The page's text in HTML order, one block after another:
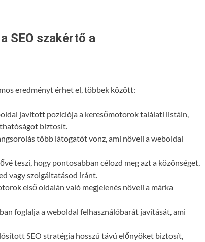
SEO szakértő a
eredményt érhet el, többek között:
javított pozíciója a keresőmotorok találati listáin,
biztosít.
több látogatót vonz, ami növeli a weboldal
teszi, hogy pontosabban célozd meg azt a közönséget,
vagy szolgáltatásod iránt.
első oldalán való megjelenés növeli a márka
foglalja a weboldal felhasználóbarát javítását, ami
SEO stratégia hosszú távú előnyöket biztosít,